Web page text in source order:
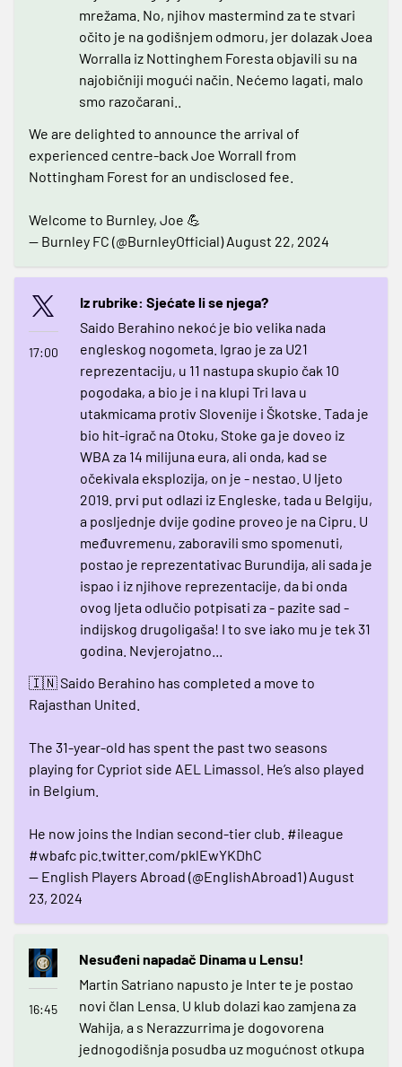
mrežama. No, njihov mastermind za te stvari
očito je na godišnjem odmoru, jer dolazak Joea
Worralla iz Nottinghem Foresta objavili su na
najobičniji mogući način. Nećemo lagati, malo
smo razočarani..
We are delighted to announce the arrival of
experienced centre-back Joe Worrall from
Nottingham Forest for an undisclosed fee.
Welcome to Burnley, Joe 💪
— Burnley FC (@BurnleyOfficial)August 22, 2024
17:00
Iz rubrike: Sjećate li se njega?
Saido Berahino nekoć je bio velika nada
engleskog nogometa. Igrao je za U21
reprezentaciju, u 11 nastupa skupio čak 10
pogodaka, a bio je i na klupi Tri lava u
utakmicama protiv Slovenije i Škotske. Tada je
bio hit-igrač na Otoku, Stoke ga je doveo iz
WBA za 14 milijuna eura, ali onda, kad se
očekivala eksplozija, on je - nestao. U ljeto
2019. prvi put odlazi iz Engleske, tada u Belgiju,
a posljednje dvije godine proveo je na Cipru. U
međuvremenu, zaboravili smo spomenuti,
postao je reprezentativac Burundija, ali sada je
ispao i iz njihove reprezentacije, da bi onda
ovog ljeta odlučio potpisati za - pazite sad -
indijskog drugoligaša! I to sve iako mu je tek 31
godina. Nevjerojatno...
🇮🇳 Saido Berahino has completed a move to
Rajasthan United.
The 31-year-old has spent the past two seasons
playing for Cypriot side AEL Limassol. He’s also played
in Belgium.
He now joins the Indian second-tier club. #ileague
#wbafc pic.twitter.com/pklEwYKDhC
— English Players Abroad (@EnglishAbroad1)August
23, 2024
16:45
Nesuđeni napadač Dinama u Lensu!
Martin Satriano napusto je Inter te je postao
novi član Lensa. U klub dolazi kao zamjena za
Wahija, a s Nerazzurrima je dogovorena
jednogodišnja posudba uz mogućnost otkupa